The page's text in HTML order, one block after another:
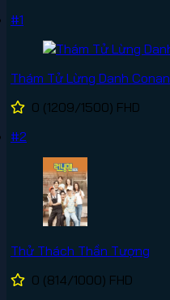
#1
Thám Tử Lừng Danh Conan
0 (1209/1500) FHD
#2
Thử Thách Thần Tượng
0 (814/1000) FHD